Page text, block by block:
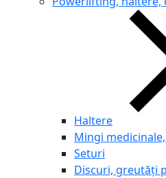
Haltere
Mingi
Seturi
Discuri, greutăți